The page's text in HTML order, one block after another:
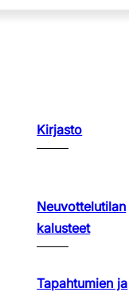
Kirjasto
Neuvottelutilan
kalusteet
Tapahtumien ja